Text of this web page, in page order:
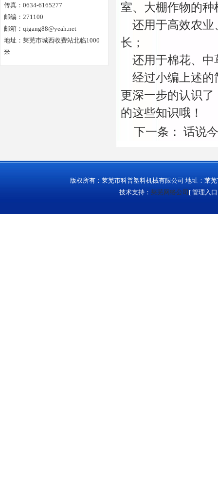
传真：0634-6165277
邮编：271100
邮箱：qigang88@yeah.net
地址：莱芜市城西收费站北临1000
米
室、大棚作物的
还用于高效农业
长；
还用于棉花、中
经过小编上述的
更深一步的认识
的这些知识哦！
下一条： 话说
版权所有：莱芜市科普塑料机械有限公司 地址：莱
技术支持： 莱芜网络公司 [ 管理入口